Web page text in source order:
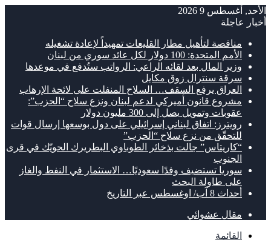
الأحد, أغسطس 9 2026
أخبار عاجلة
مناقصة لتأهيل مطار القليعات تمهيداً لإعادة تشغيله
الأمم المتحدة: 100 دولار لكل عائد سوري من لبنان
وزير المال بعد لقائه الراعي: الرواتب ستُدفع في موعدها
سرقة سنترال زوق مكايل
العراق يرفع السقف… السلاح المنفلت على لائحة الإرهاب
مشروع قانون أميركي لدعم لبنان ونزع سلاح “الحزب”:
عقوبات وتمويل يصل إلى 300 مليون دولار
رويترز: اتفاق لبناني إسرائيلي على دول بوسعها إرسال قوات
للتحقّق من نزع سلاح “الحزب”
“كاريتاس” جالت بذخائر الطوباوي البطريرك الحويّك في قرى
الجنوب
سوريا تستضيف وفدًا سعوديًا… الاستثمار في النفط والغاز
على طاولة البحث
أحداث 8 آب/ اوغسطس عبر التاريخ
مقال عشوائي
القائمة